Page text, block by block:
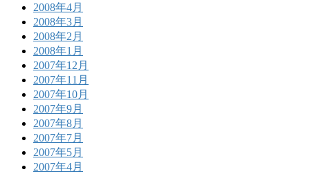
2008年4月
2008年3月
2008年2月
2008年1月
2007年12月
2007年11月
2007年10月
2007年9月
2007年8月
2007年7月
2007年5月
2007年4月